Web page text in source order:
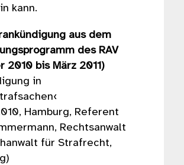
kann.
aus dem
des RAV
2010 bis März 2011)
in
Hamburg, Referent
Rechtsanwalt
für Strafrecht,